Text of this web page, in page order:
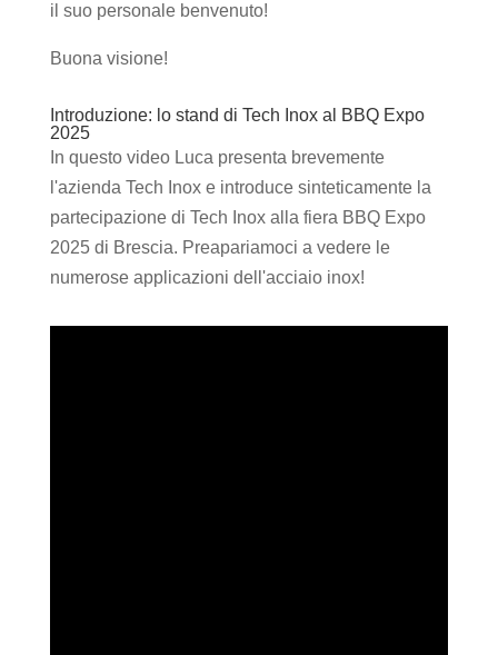
il suo personale benvenuto!
Buona visione!
Introduzione: lo stand di Tech Inox al BBQ Expo
2025
In questo video Luca presenta brevemente
l'azienda Tech Inox e introduce sinteticamente la
partecipazione di Tech Inox alla fiera BBQ Expo
2025 di Brescia. Preapariamoci a vedere le
numerose applicazioni dell'acciaio inox!